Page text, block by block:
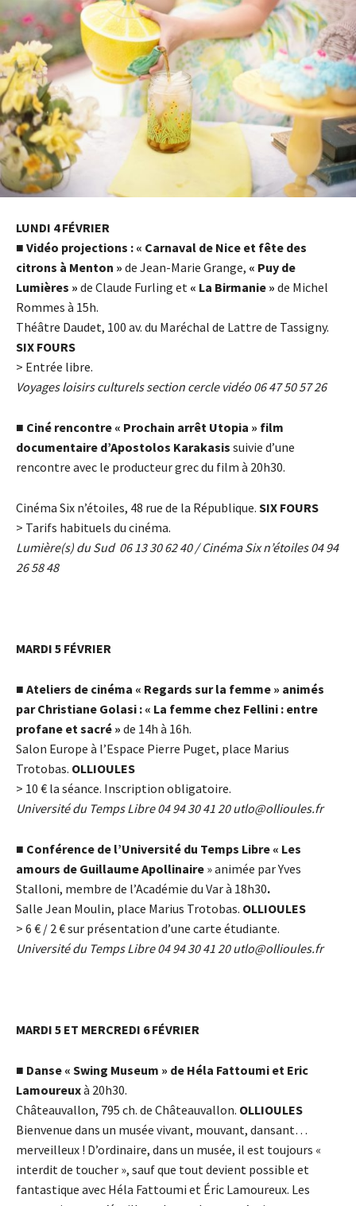
LUNDI 4 FÉVRIER
■ Vidéo projections : « Carnaval de Nice et fête des
citrons à Menton » de Jean-Marie Grange, « Puy de
Lumières » de Claude Furling et « La Birmanie » de Michel
Rommes à 15h.
Théâtre Daudet, 100 av. du Maréchal de Lattre de Tassigny.
SIX FOURS
> Entrée libre.
Voyages loisirs culturels section cercle vidéo 06 47 50 57 26
■ Ciné rencontre « Prochain arrêt Utopia » film
documentaire d’Apostolos Karakasis suivie d’une
rencontre avec le producteur grec du film à 20h30.
Cinéma Six n’étoiles, 48 rue de la République. SIX FOURS
> Tarifs habituels du cinéma.
Lumière(s) du Sud 06 13 30 62 40 / Cinéma Six n’étoiles 04 94
26 58 48
MARDI 5 FÉVRIER
■ Ateliers de cinéma « Regards sur la femme » animés
par Christiane Golasi : « La femme chez Fellini : entre
profane et sacré » de 14h à 16h.
Salon Europe à l’Espace Pierre Puget, place Marius
Trotobas. OLLIOULES
> 10 € la séance. Inscription obligatoire.
Université du Temps Libre 04 94 30 41 20utlo@ollioules.fr
■ Conférence de l’Université du Temps Libre « Les
amours de Guillaume Apollinaire » animée par Yves
Stalloni, membre de l’Académie du Var à 18h30.
Salle Jean Moulin, place Marius Trotobas. OLLIOULES
> 6 € / 2 €sur présentation d’une carte étudiante.
Université du Temps Libre 04 94 30 41 20utlo@ollioules.fr
MARDI 5 ET MERCREDI 6 FÉVRIER
■ Danse « Swing Museum » de Héla Fattoumi et Eric
Lamoureuxà 20h30.
Châteauvallon, 795 ch. de Châteauvallon. OLLIOULES
Bienvenue dans un musée vivant, mouvant, dansant…
merveilleux ! D’ordinaire, dans un musée, il est toujours «
interdit de toucher », sauf que tout devient possible et
fantastique avec Héla Fattoumi et Éric Lamoureux. Les